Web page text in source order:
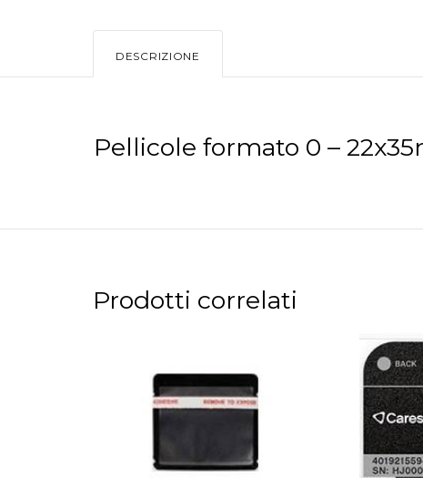
DESCRIZIONE
Pellicole formato 0 –
Prodotti correlati